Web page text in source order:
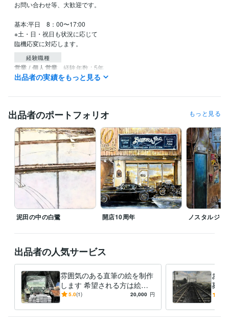
お問い合わせ等、大歓迎です。
基本:平日　8：00〜17:00
※土・日・祝日も状況に応じて
臨機応変に対応します。
経験職種
営業 / 個人営業 経験年数 : 5年
メディア・出版・広告 / クリエイティブ・アートディレクター
ライフスタイル・その他 / 講師・インストラクター 経験年数 : 2年
職歴
YAMANE art club 2022年5月 ~ 現在
株式会社スクロール 1994年3月 ~ 2012年2月
受賞歴
第40回一陽展　一陽賞 第37回一陽展　奨励賞 第38回一陽展　奨励
賞 第3回　八戸市美術報奨
得意分野
イラスト作成・漫画制作 色鉛筆画 油絵
絵画
学歴
出品者の実績をもっと見る
出品者のポートフォリオ もっと見る
泥田の中の白鷺 開店10周年 ノスタルジッ
出品者の人気サービス
雰囲気のある直筆の絵を制作
します 希望される方は絵を
発送いたします。(送料別)
5.0(1) 20,000 円
お好
募展
みの